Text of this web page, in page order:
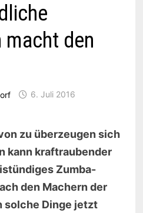
den
6. Juli 2016
zu überzeugen sich
kann kraftraubender
Zumba-
den Machern der
solche Dinge jetzt